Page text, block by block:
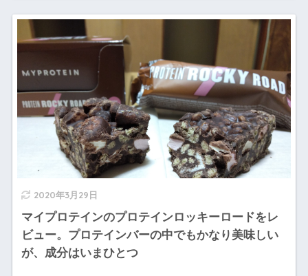
2020年3月29日
マイプロテインのプロテインロッキーロードをレ
ビュー。プロテインバーの中でもかなり美味しい
が、成分はいまひとつ